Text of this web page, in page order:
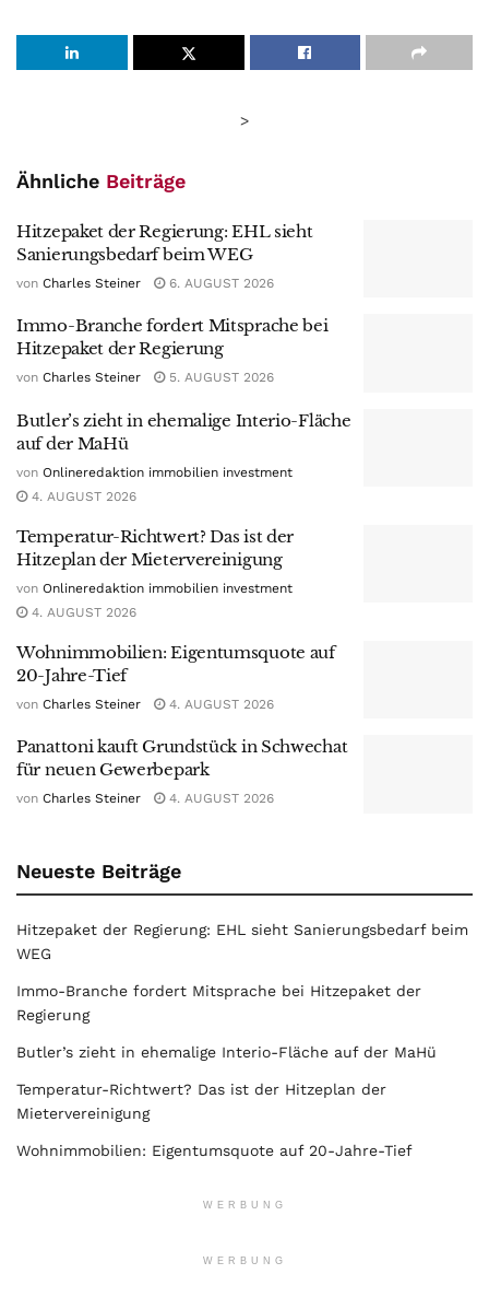
>
Ähnliche Beiträge
Hitzepaket der Regierung: EHL sieht
Sanierungsbedarf beim WEG
von Charles Steiner 6. AUGUST 2026
Immo-Branche fordert Mitsprache bei
Hitzepaket der Regierung
von Charles Steiner 5. AUGUST 2026
Butler’s zieht in ehemalige Interio-Fläche
auf der MaHü
von Onlineredaktion immobilien investment
4. AUGUST 2026
Temperatur-Richtwert? Das ist der
Hitzeplan der Mietervereinigung
von Onlineredaktion immobilien investment
4. AUGUST 2026
Wohnimmobilien: Eigentumsquote auf
20-Jahre-Tief
von Charles Steiner 4. AUGUST 2026
Panattoni kauft Grundstück in Schwechat
für neuen Gewerbepark
von Charles Steiner 4. AUGUST 2026
Neueste Beiträge
Hitzepaket der Regierung: EHL sieht Sanierungsbedarf beim
WEG
Immo-Branche fordert Mitsprache bei Hitzepaket der
Regierung
Butler’s zieht in ehemalige Interio-Fläche auf der MaHü
Temperatur-Richtwert? Das ist der Hitzeplan der
Mietervereinigung
Wohnimmobilien: Eigentumsquote auf 20-Jahre-Tief
WERBUNG
WERBUNG